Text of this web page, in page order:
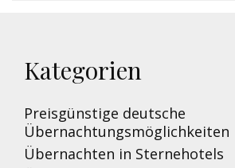
Kategorien
Preisgünstige deutsche
Übernachtungsmöglichkeiten
Übernachten in Sternehotels